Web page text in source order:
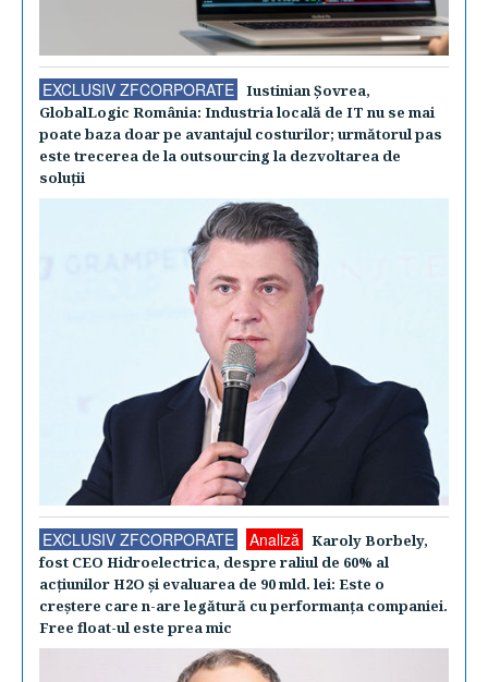
EXCLUSIV ZFCORPORATE
Iustinian Şovrea,
GlobalLogic România: Industria locală de IT nu se mai
poate baza doar pe avantajul costurilor; următorul pas
este trecerea de la outsourcing la dezvoltarea de
soluţii
EXCLUSIV ZFCORPORATE Analiză
Karoly Borbely,
fost CEO Hidroelectrica, despre raliul de 60% al
acţiunilor H2O şi evaluarea de 90 mld. lei: Este o
creştere care n-are legătură cu performanţa companiei.
Free float-ul este prea mic